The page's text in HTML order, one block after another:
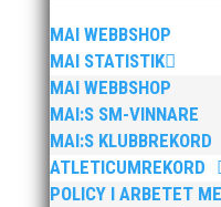
MAI WEBBSHOP
MAI STATISTIK
MAI WEBBSHOP
MAI:S SM-VINNARE
MAI:S KLUBBREKORD
ATLETICUMREKORD
POLICY I ARBETET